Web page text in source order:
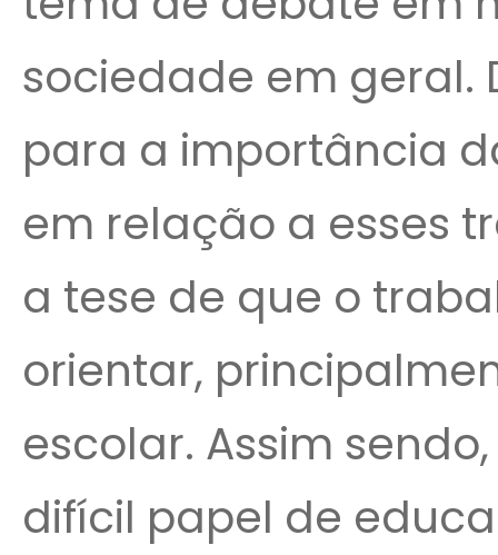
sociedade em geral.
para a importância
em relação a esses
a tese de que o
orientar,
escolar. Assim
difícil papel de